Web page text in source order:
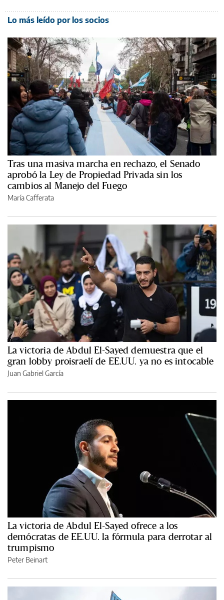
Lo más leído por los socios
Tras una masiva marcha en rechazo, el Senado
aprobó la Ley de Propiedad Privada sin los
cambios al Manejo del Fuego
María Cafferata
La victoria de Abdul El-Sayed demuestra que el
gran lobby proisraelí de EE.UU. ya no es intocable
Juan Gabriel García
La victoria de Abdul El-Sayed ofrece a los
demócratas de EE.UU. la fórmula para derrotar al
trumpismo
Peter Beinart